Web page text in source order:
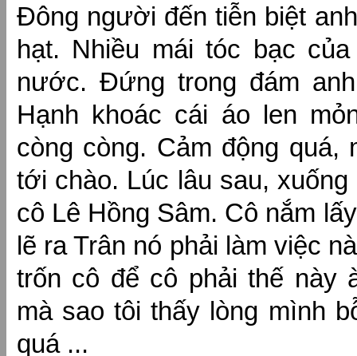
Đông người đến tiễn biệt
hạt. Nhiều mái tóc bạc
nước. Đứng trong đám
Hạnh khoác cái áo len
còng còng. Cảm động
tới chào. Lúc lâu sau,
cô Lê Hồng Sâm. Cô nắm
lẽ ra Trân nó phải làm việc
trốn cô để cô phải thế này
mà sao tôi thấy lòng mình
quá ...